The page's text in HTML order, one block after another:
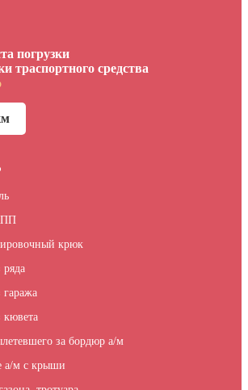
погрузки
траспортного средства
крюк
ряда
гаража
кювета
за бордюр а/м
а/м с крыши